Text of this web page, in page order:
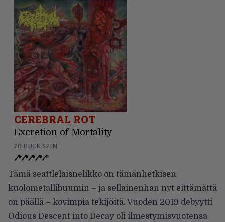
CEREBRAL ROT
Excretion of Mortality
20 BUCK SPIN
Tämä seattlelaisnelikko on tämänhetkisen
kuolometallibuumin – ja sellainenhan nyt eittämättä
on päällä – kovimpia tekijöitä. Vuoden 2019 debyytti
Odious Descent into Decay oli ilmestymisvuotensa